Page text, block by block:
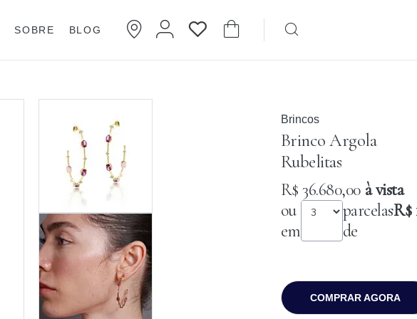
SOBRE BLOG
Brincos
Brinco Argola
Rubelitas
R$ 36.680,00 à vista
ou
em
parcelas
de
R$
COMPRAR AGORA